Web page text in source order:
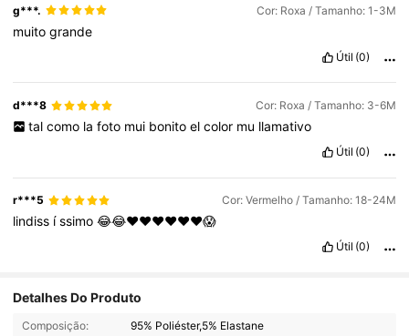
g***. Cor: Roxa / Tamanho: 1-3M
muitogrande
Útil (0)
d***8 Cor: Roxa / Tamanho: 3-6M
tal como la foto mui bonito el color mu llamativo
Útil (0)
r***5 Cor: Vermelho / Tamanho: 18-24M
lindiss íssimo😂😂♥️♥️♥️♥️♥️♥️😱
Útil (0)
Detalhes Do Produto
Composição: 95% Poliéster,5% Elastane